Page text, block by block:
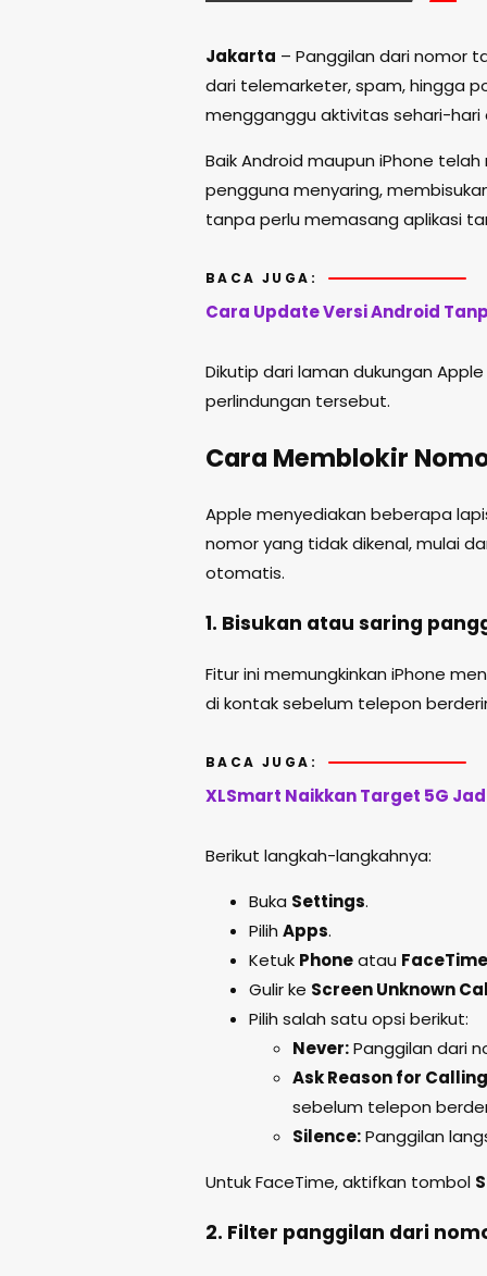
Jakarta – Panggilan dari nomor
dari telemarketer, spam, hingga
mengganggu aktivitas sehari-hari
Baik Android maupun iPhone
pengguna menyaring,
tanpa perlu memasang aplikasi
BACA JUGA:
Cara Update Versi Android
Dikutip dari laman dukungan
perlindungan tersebut.
Cara Memblokir
Apple menyediakan beberapa
nomor yang tidak dikenal, mulai
otomatis.
1. Bisukan atau saring
Fitur ini memungkinkan iPhone
di kontak sebelum telepon
BACA JUGA:
XLSmart Naikkan Target 5G
Berikut langkah-langkahnya:
Buka Settings.
Pilih Apps.
Ketuk Phoneatau FaceTime
Gulir ke Screen Unknown
Pilih salah satu opsi berikut:
Never:Panggilan dari
Ask Reason for
sebelum telepon
Silence:Panggilan
Untuk FaceTime, aktifkan tombol
2. Filter panggilan dari